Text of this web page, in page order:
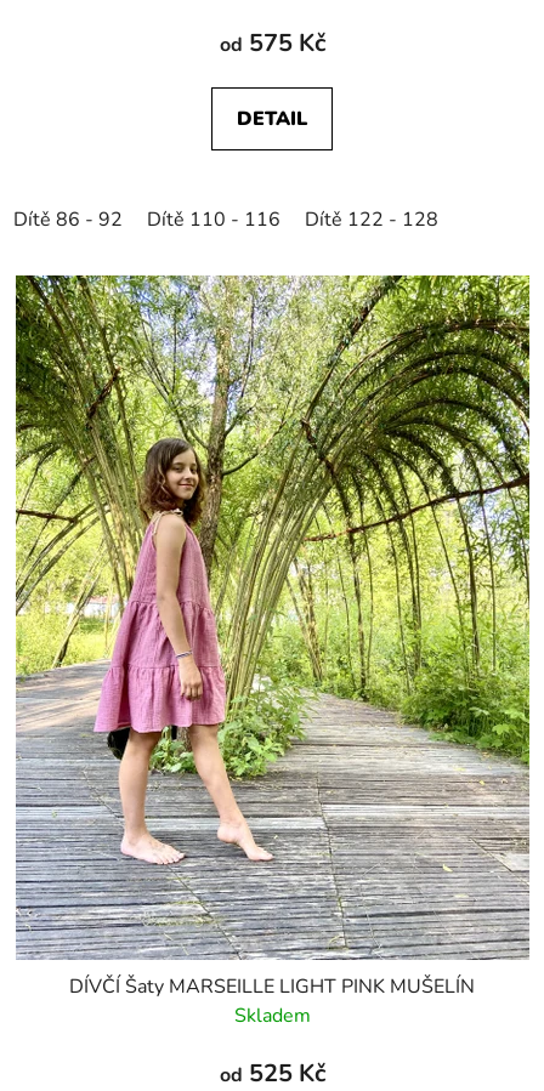
od 575 Kč
DETAIL
Dítě 86 - 92 Dítě 110 - 116 Dítě 122 - 128
DÍVČÍ Šaty MARSEILLE LIGHT PINK MUŠELÍN
Skladem
od 525 Kč